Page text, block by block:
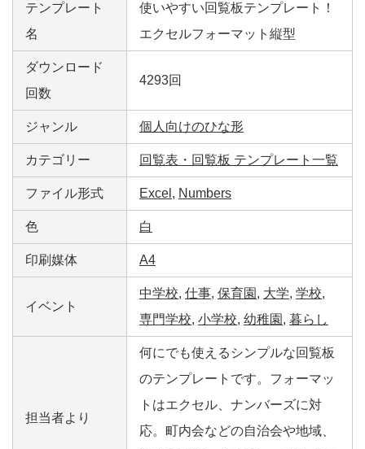
テンプレート
名
使いやすい回覧板テンプレート！
エクセルフォーマット縦型
ダウンロード
回数
4293回
ジャンル 個人向けのひな形
カテゴリー 回覧表・回覧板 テンプレート一覧
ファイル形式 Excel , Numbers
色 白
印刷媒体 A4
イベント
中学校, 仕事, 保育園 , 大学, 学校,
専門学校, 小学校, 幼稚園 , 暮らし
担当者より
何にでも使えるシンプルな回覧板
のテンプレートです。フォーマッ
トはエクセル、ナンバーズに対
応。町内会などの自治会や地域、